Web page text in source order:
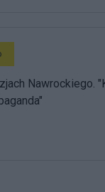
Nawrockiego.